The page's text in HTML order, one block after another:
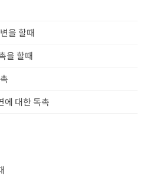
을 할때
을 할때
에 대한 독촉